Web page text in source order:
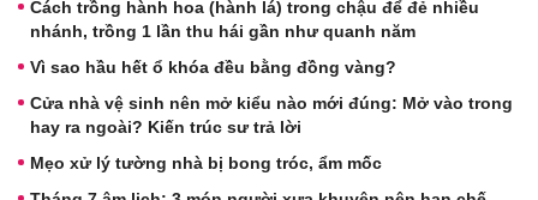
Cách trồng hành hoa (hành lá) trong chậu để đẻ nhiều
nhánh, trồng 1 lần thu hái gần như quanh năm
Vì sao hầu hết ổ khóa đều bằng đồng vàng?
Cửa nhà vệ sinh nên mở kiểu nào mới đúng: Mở vào trong
hay ra ngoài? Kiến trúc sư trả lời
Mẹo xử lý tường nhà bị bong tróc, ẩm mốc